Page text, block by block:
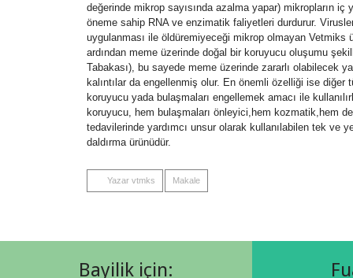
değerinde mikrop sayısında azalma yapar) mikropların iç
öneme sahip RNA ve enzimatik faliyetleri durdurur.
uygulanması ile öldüremiyeceği mikrop olmayan Vetmiks
ardından meme üzerinde doğal bir koruyucu oluşumu
Tabakası), bu sayede meme üzerinde zararlı olabilecek
kalıntılar da engellenmiş olur. En önemli özelliği ise diğer
koruyucu yada bulaşmaları engellemek amacı ile
koruyucu, hem bulaşmaları önleyici,hem kozmatik,hem
tedavilerinde yardımcı unsur olarak kullanılabilen tek ve
daldırma ürünüdür.
Yazar vtmks Makale
Bayilik için: